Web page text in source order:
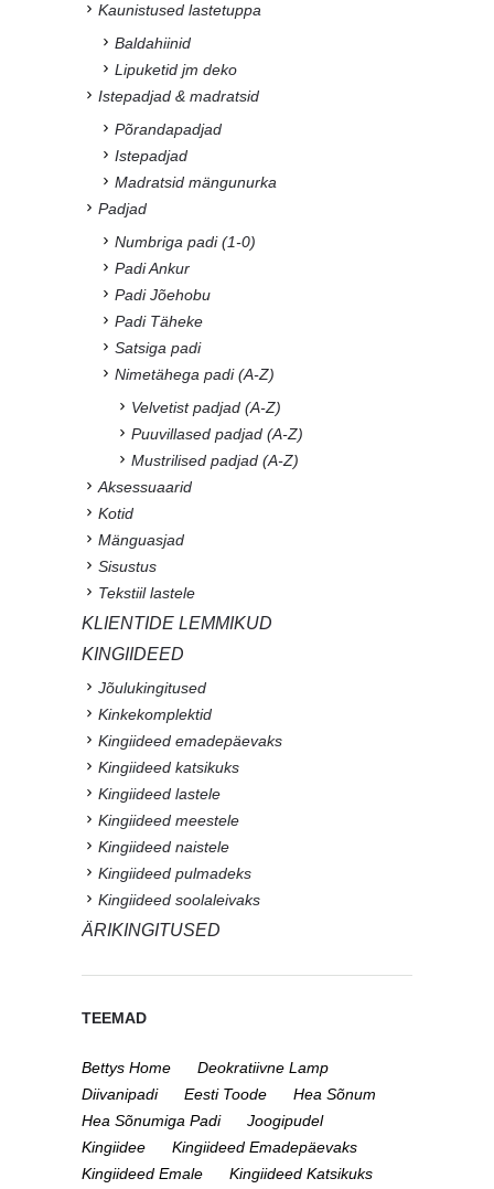
Kaunistused lastetuppa
Baldahiinid
Lipuketid jm deko
Istepadjad & madratsid
Põrandapadjad
Istepadjad
Madratsid mängunurka
Padjad
Numbriga padi (1-0)
Padi Ankur
Padi Jõehobu
Padi Täheke
Satsiga padi
Nimetähega padi (A-Z)
Velvetist padjad (A-Z)
Puuvillased padjad (A-Z)
Mustrilised padjad (A-Z)
Aksessuaarid
Kotid
Mänguasjad
Sisustus
Tekstiil lastele
KLIENTIDE LEMMIKUD
KINGIIDEED
Jõulukingitused
Kinkekomplektid
Kingiideed emadepäevaks
Kingiideed katsikuks
Kingiideed lastele
Kingiideed meestele
Kingiideed naistele
Kingiideed pulmadeks
Kingiideed soolaleivaks
ÄRIKINGITUSED
TEEMAD
Bettys Home
Deokratiivne Lamp
Diivanipadi
Eesti Toode
Hea Sõnum
Hea Sõnumiga Padi
Joogipudel
Kingiidee
Kingiideed Emadepäevaks
Kingiideed Emale
Kingiideed Katsikuks